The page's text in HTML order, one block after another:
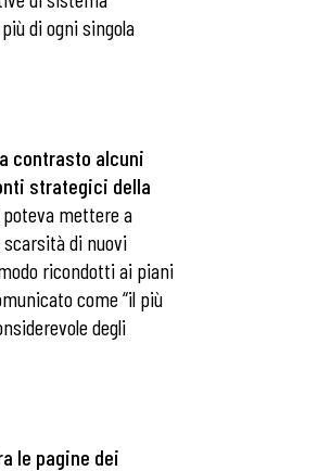
di ogni singola
contrasto alcuni
strategici della
poteva mettere a
di nuovi
ricondotti ai piani
come “il più
degli
le pagine dei